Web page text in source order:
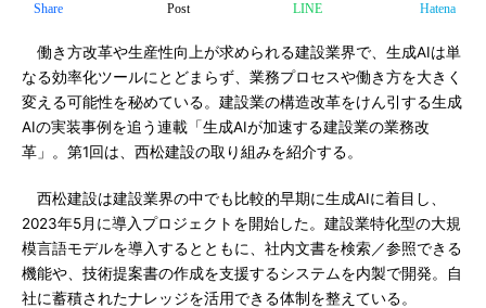
Share Post LINE Hatena
働き方改革や生産性向上が求められる建設業界で、生成AIは単
なる効率化ツールにとどまらず、業務プロセスや働き方を大きく
変える可能性を秘めている。建設業の構造改革をけん引する生成
AIの実装事例を追う連載「生成AIが加速する建設業の業務改
革」。第1回は、西松建設の取り組みを紹介する。
西松建設は建設業界の中でも比較的早期に生成AIに着目し、
2023年5月に導入プロジェクトを開始した。建設業特化型の大規
模言語モデルを導入するとともに、社内文書を検索／参照できる
機能や、技術提案書の作成を支援するシステムを内製で開発。自
社に蓄積されたナレッジを活用できる体制を整えている。